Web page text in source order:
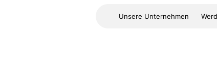
Unsere Unternehmen